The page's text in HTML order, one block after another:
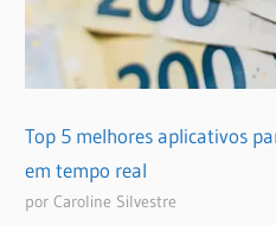
Top 5 melhores aplicativos
em tempo real
por Caroline Silvestre